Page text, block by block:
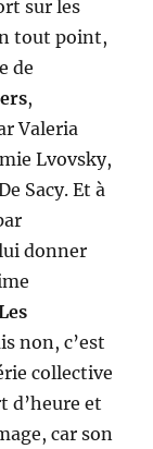
sur les
tout point,
de
,
Valeria
Lvovsky,
Sacy. Et à
donner
non, c’est
collective
d’heure et
car son